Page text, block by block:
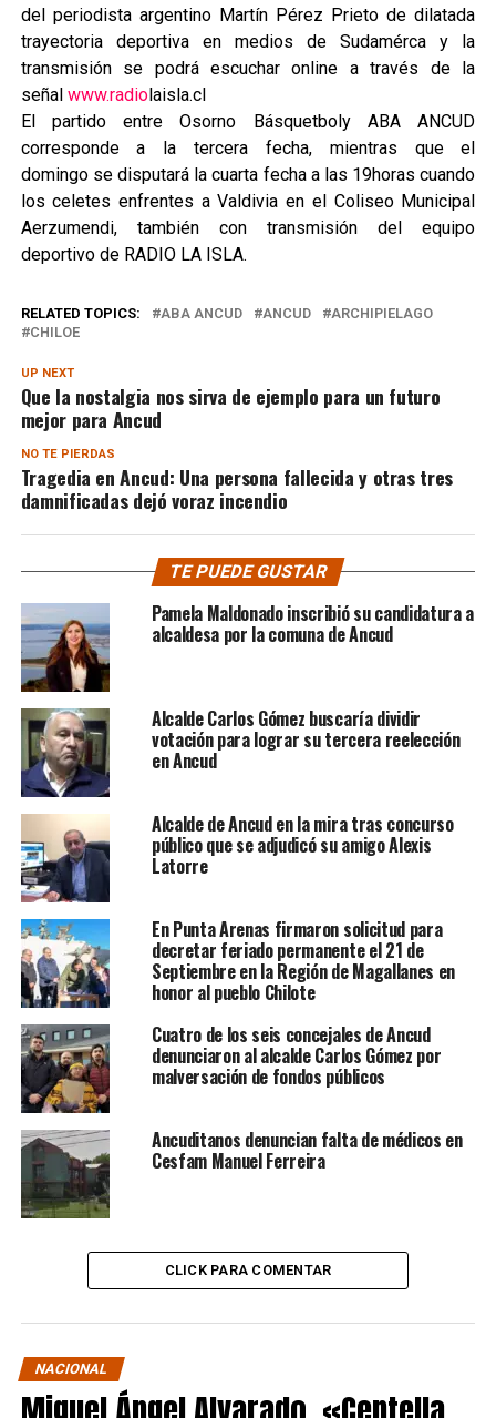
del periodista argentino Martín Pérez Prieto de dilatada
trayectoria deportiva en medios de Sudamérca y la
transmisión se podrá escuchar online a través de la
señal www.radiolaisla.cl
El partido entre Osorno Básquetboly ABA ANCUD
corresponde a la tercera fecha, mientras que el
domingo se disputará la cuarta fecha a las 19horas cuando
los celetes enfrentes a Valdivia en el Coliseo Municipal
Aerzumendi, también con transmisión del equipo
deportivo de RADIO LA ISLA.
RELATED TOPICS: ABA ANCUD ANCUD
ARCHIPIELAGO
CHILOE
UP NEXT
Que la nostalgia nos sirva de ejemplo para un futuro
mejor para Ancud
NO TE PIERDAS
Tragedia en Ancud: Una persona fallecida y otras tres
damnificadas dejó voraz incendio
TE PUEDE GUSTAR
Pamela Maldonado inscribió su candidatura a
alcaldesa por la comuna de Ancud
Alcalde Carlos Gómez buscaría dividir
votación para lograr su tercera reelección
en Ancud
Alcalde de Ancud en la mira tras concurso
público que se adjudicó su amigo Alexis
Latorre
En Punta Arenas firmaron solicitud para
decretar feriado permanente el 21 de
Septiembre en la Región de Magallanes en
honor al pueblo Chilote
Cuatro de los seis concejales de Ancud
denunciaron al alcalde Carlos Gómez por
malversación de fondos públicos
Ancuditanos denuncian falta de médicos en
Cesfam Manuel Ferreira
CLICK PARA COMENTAR
NACIONAL